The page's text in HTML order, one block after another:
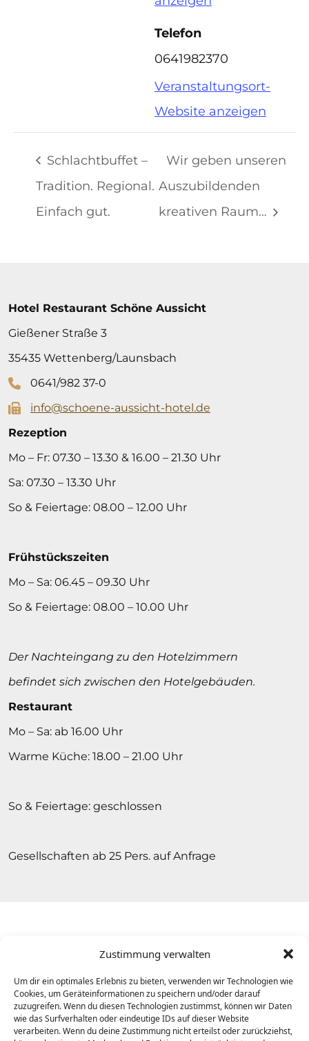
Zustimmung verwalten
Um dir ein optimales Erlebnis zu bieten, verwenden wir Technologien wie
Cookies, um Geräteinformationen zu speichern und/oder darauf
zuzugreifen. Wenn du diesen Technologien zustimmst, können wir Daten
wie das Surfverhalten oder eindeutige IDs auf dieser Website
verarbeiten. Wenn du deine Zustimmung nicht erteilst oder zurückziehst,
Telefon
0641982370
Veranstaltungsort-
Website anzeigen
Schlachtbuffet –
Tradition. Regional.
Einfach gut.
Wir geben unseren
Auszubildenden
kreativen Raum…
Hotel Restaurant Schöne Aussicht
Gießener Straße 3
35435 Wettenberg/Launsbach
0641/982 37-0
info@schoene-aussicht-hotel.de
Rezeption
Mo – Fr: 07.30 – 13.30 & 16.00 – 21.30 Uhr
Sa: 07.30 – 13.30 Uhr
So & Feiertage: 08.00 – 12.00 Uhr
Frühstückszeiten
Mo – Sa: 06.45 – 09.30 Uhr
So & Feiertage: 08.00 – 10.00 Uhr
Der Nachteingang zu den Hotelzimmern
befindet sich zwischen den Hotelgebäuden.
Restaurant
Mo – Sa: ab 16.00 Uhr
Warme Küche: 18.00 – 21.00 Uhr
So & Feiertage: geschlossen
Gesellschaften ab 25 Pers. auf Anfrage
Copyright © 2026
Hotel & Restaurant Schöne
responsive webdesignby intermedia
Kontakt